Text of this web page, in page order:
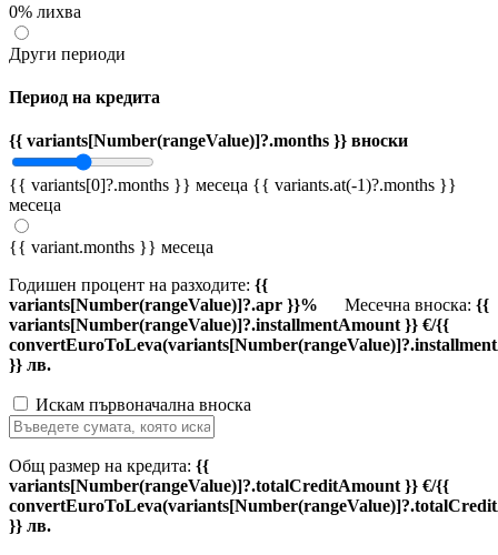
0% лихва
Други периоди
Период на кредита
{{ variants[Number(rangeValue)]?.months }} вноски
{{ variants[0]?.months }} месеца {{ variants.at(-1)?.months }}
месеца
{{ variant.months }} месеца
Годишен процент на разходите: {{
variants[Number(rangeValue)]?.apr }}%
Месечна вноска: {{
variants[Number(rangeValue)]?.installmentAmount }} €/{{
}} лв.
Искам първоначална вноска
Общ размер на кредита: {{
variants[Number(rangeValue)]?.totalCreditAmount }} €/{{
}} лв.